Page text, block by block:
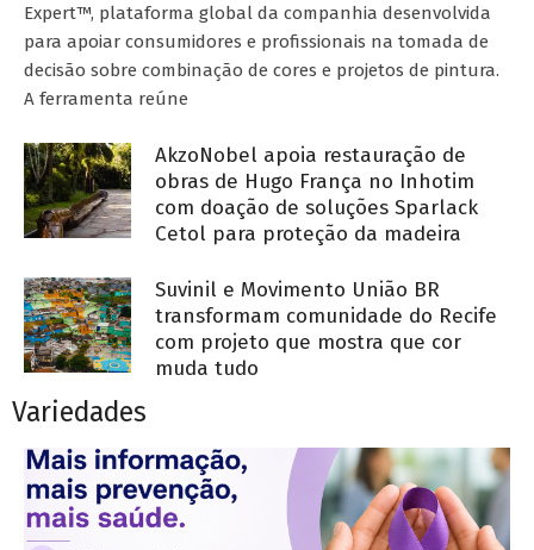
Expert™, plataforma global da companhia desenvolvida
para apoiar consumidores e profissionais na tomada de
decisão sobre combinação de cores e projetos de pintura.
A ferramenta reúne
AkzoNobel apoia restauração de
obras de Hugo França no Inhotim
com doação de soluções Sparlack
Cetol para proteção da madeira
Suvinil e Movimento União BR
transformam comunidade do Recife
com projeto que mostra que cor
muda tudo
Variedades